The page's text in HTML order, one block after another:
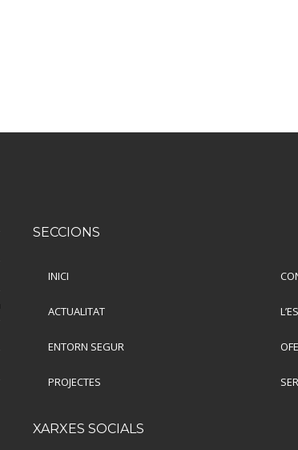
SECCIONS
INICI
ACTUALITAT
ENTORN SEGUR
PROJECTES
XARXES SOCIALS